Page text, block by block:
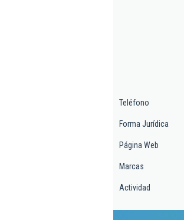
Teléfono
Forma Jurídica
Página Web
Marcas
Actividad